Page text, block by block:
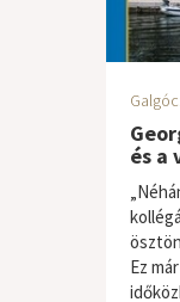
és a
Ez